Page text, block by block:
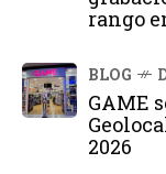
rango
BLOG
GAME
2026